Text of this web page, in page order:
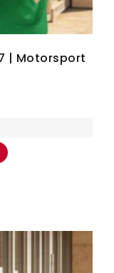
| Motorsport